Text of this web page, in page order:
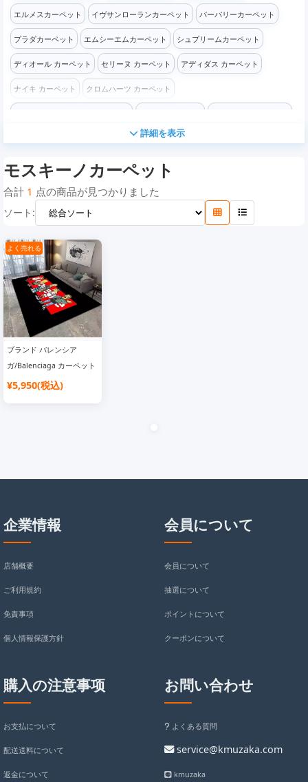
エルメスカーペット イヴサンローランカーペット バーバリーカーペット
プラダカーペット エムシーエムカーペット シュプリームカーペット
ディオール カーペット セリーヌ カーペット アディダス カーペット
ナイキ カーペット クロムハーツ カーペット
バレンシアガ カーペット
オフホワイト カーペット チャンピオンカーペット
モスキーノカーペット コムデギャルソン カーペット
ディズニー カーペット ゴヤールカーペット
カウズカーペット
詳細を表示
モスキーノカーペット
合計 1 点の商品が見つかりました
ソート:
よく売れる
ブランド バレンシア
ガ/Balenciaga カーペット
¥5,950(税込)
企業情報
店舗概要
ご利用規約
免責事項
個人情報保護方針
会員について
会員について
抽選について
ポイントについて
クーポンについて
購入の注意事项
お支払について
配送送料について
返金について
お問い合わせ
よくある質問
service@kmuzaka.com
kmuzaka